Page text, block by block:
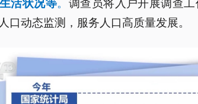
口动态监测，服务人口高质量发展。